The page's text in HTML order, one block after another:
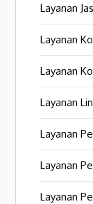
Layanan
Layanan
Layanan
Layanan
Layanan
Layanan
Layanan